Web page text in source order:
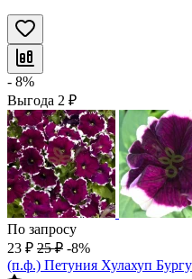
- 8%
Выгода 2 ₽
По запросу
23 ₽ 25 ₽ -8%
(п.ф.) Петуния Хулахуп